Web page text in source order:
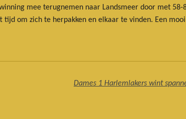
mee terugnemen naar Landsmeer door met 58-
om zich te herpakken en elkaar te vinden. Een
Dames 1 Harlemlakers wint